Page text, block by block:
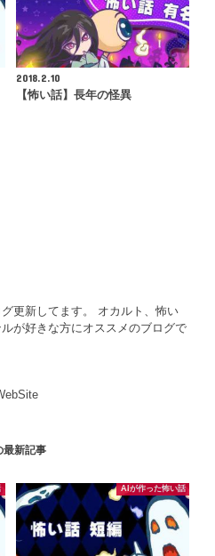
2018.2.10
【怖い話】長年の怪異
更新してます。 オカルト、怖い
が好きな方にオススメのブログで
最新記事
AIが作った怖い話